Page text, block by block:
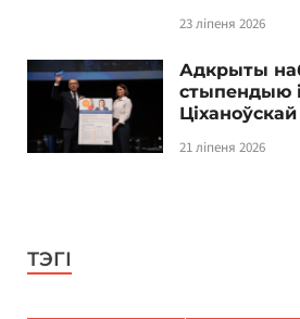
23 ліпеня 2026
Адкрыты
стыпендыю
21 ліпеня 2026
ТЭГІ